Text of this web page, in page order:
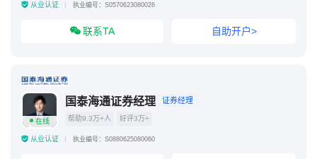
从业认证 执业编号：S0570623080026
联系TA 自助开户>
在线
国泰海通证券经理 证券经理
帮助9.3万+人 好评3万+
从业认证 执业编号：S0880625080060